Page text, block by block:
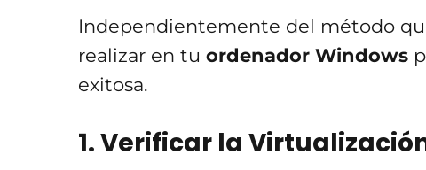
Independientemente del método
realizar en tu ordenador Windows
exitosa.
1. Verificar la